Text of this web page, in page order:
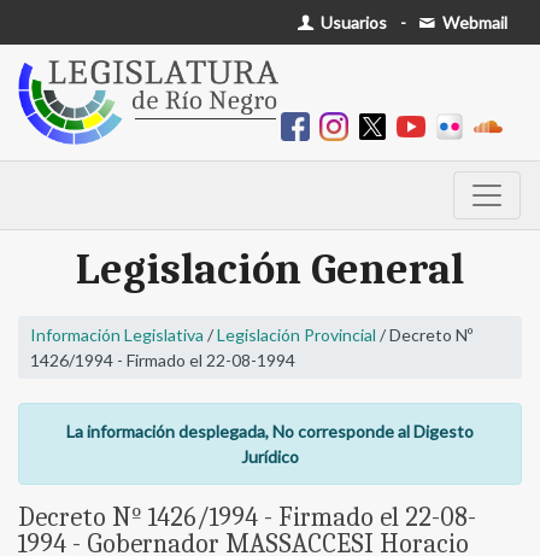
Usuarios - Webmail
Legislación General
Información Legislativa /Legislación Provincial / Decreto Nº
1426/1994 - Firmado el 22-08-1994
La información desplegada, No corresponde al Digesto
Jurídico
Decreto Nº 1426/1994 - Firmado el 22-08-
1994 - Gobernador MASSACCESI Horacio